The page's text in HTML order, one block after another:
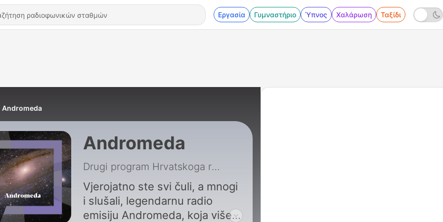
Εργασία Γυμναστήριο Ύπνος Χαλάρωση Ταξίδι
Andromeda
Andromeda
Drugi program Hrvatskoga radija
Vjerojatno ste svi čuli, a mnogi
i slušali, legendarnu radio
emisiju Andromeda, koja više